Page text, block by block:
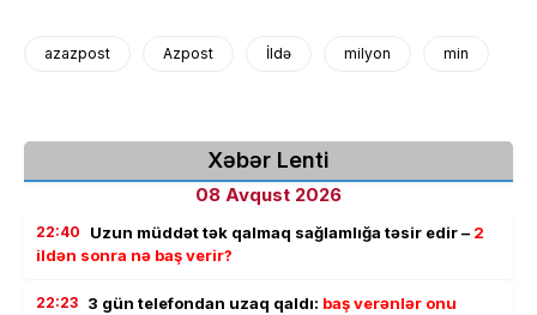
azazpost Azpost İldə milyon min
Xəbər Lenti
08 Avqust 2026
22:40 Uzun müddət tək qalmaq sağlamlığa təsir edir – 2
ildən sonra nə baş verir?
22:23 3 gün telefondan uzaq qaldı: baş verənlər onu